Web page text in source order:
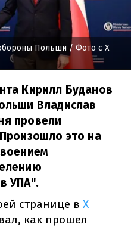
Польши / Фото с X
Кирилл Буданов
Владислав
провели
это на
УПА".
странице в X
как прошел